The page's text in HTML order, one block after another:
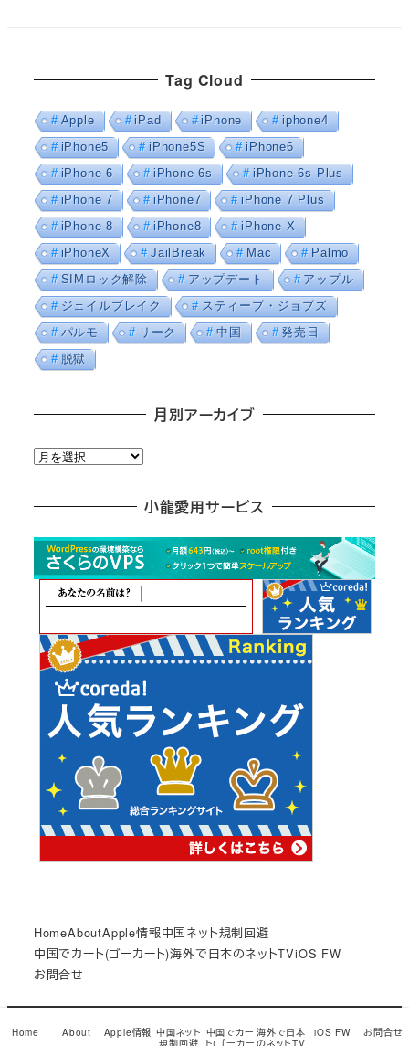
Tag Cloud
Apple iPad iPhone
iphone4
iPhone5
iPhone5S
iPhone6
iPhone 6
iPhone 6s
iPhone 6s Plus
iPhone 7
iPhone7
iPhone 7 Plus
iPhone 8
iPhone8
iPhone X
iPhoneX
JailBreak Mac
Palmo
SIMロック解除
アップデート
アップル
ジェイルブレイク
スティーブ・ジョブズ
パルモ
リーク 中国
発売日
脱獄
月別アーカイブ
月
カ
小龍愛用サービス
HomeAboutApple情報中国ネット規制回避
中国でカート(ゴーカート)海外で日本のネットTViOS FW
お問合せ
© Copyright 2017小龍茶館Snow Monkey theme by
Home About Apple情報 中国ネット
規制回避
中国でカー
ト(ゴーカー
海外で日本
のネットTV
iOS FW お問合せ